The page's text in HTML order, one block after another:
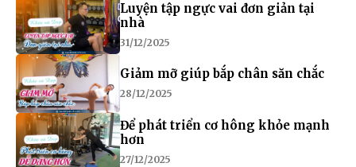
Luyện tập ngực vai đơn giản tại
nhà
31/12/2025
Giảm mỡ giúp bắp chân săn chắc
28/12/2025
Để phát triển cơ hông khỏe mạnh
hơn
27/12/2025